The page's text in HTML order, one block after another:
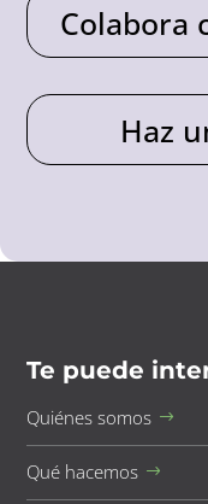
Colabora
Haz
Te puede
Quiénes somos
Qué hacemos